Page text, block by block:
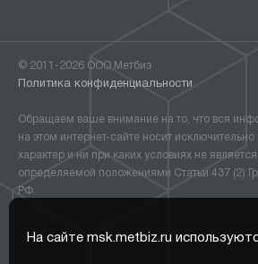
На сайте msk.metbiz.ru
© 2011-2026 ООО Метбиз
Политика конфиденциальности
Обращаем ваше внимание на то, что вся
на этом интернет-сайте носит
характер и ни при каких условиях не
определяемой положениями Статьи 437 (2)
РФ.